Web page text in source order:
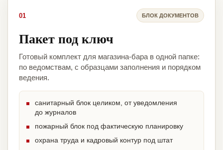
01 БЛОК ДОКУМЕНТОВ
Пакет под ключ
Готовый комплект для магазина-бара в одной папке:
по ведомствам, с образцами заполнения и порядком
ведения.
санитарный блок целиком, от уведомления
до журналов
пожарный блок под фактическую планировку
охрана труда и кадровый контур под штат